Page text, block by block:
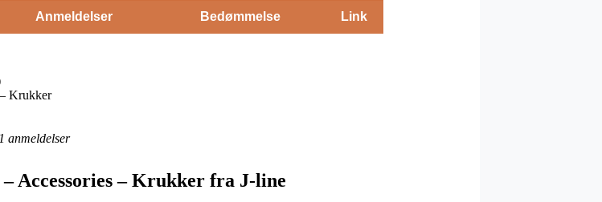
Anmeldelser Bedømmelse Link
Krukker
anmeldelser
Accessories – Krukker fra J-line